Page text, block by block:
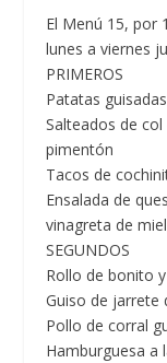
El Menú 15, por
lunes a viernes
PRIMEROS
Patatas
Salteados de
pimentón
Tacos de
Ensalada de
vinagreta de miel
SEGUNDOS
Rollo de bonito
Guiso de
Pollo de corral
Hamburguesa a